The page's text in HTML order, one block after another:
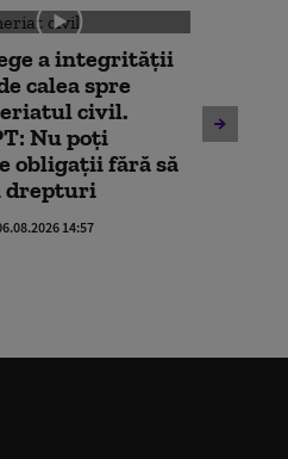
a integrității
calea spre
civil.
Nu poți
obligații fără să
drepturi
14:57